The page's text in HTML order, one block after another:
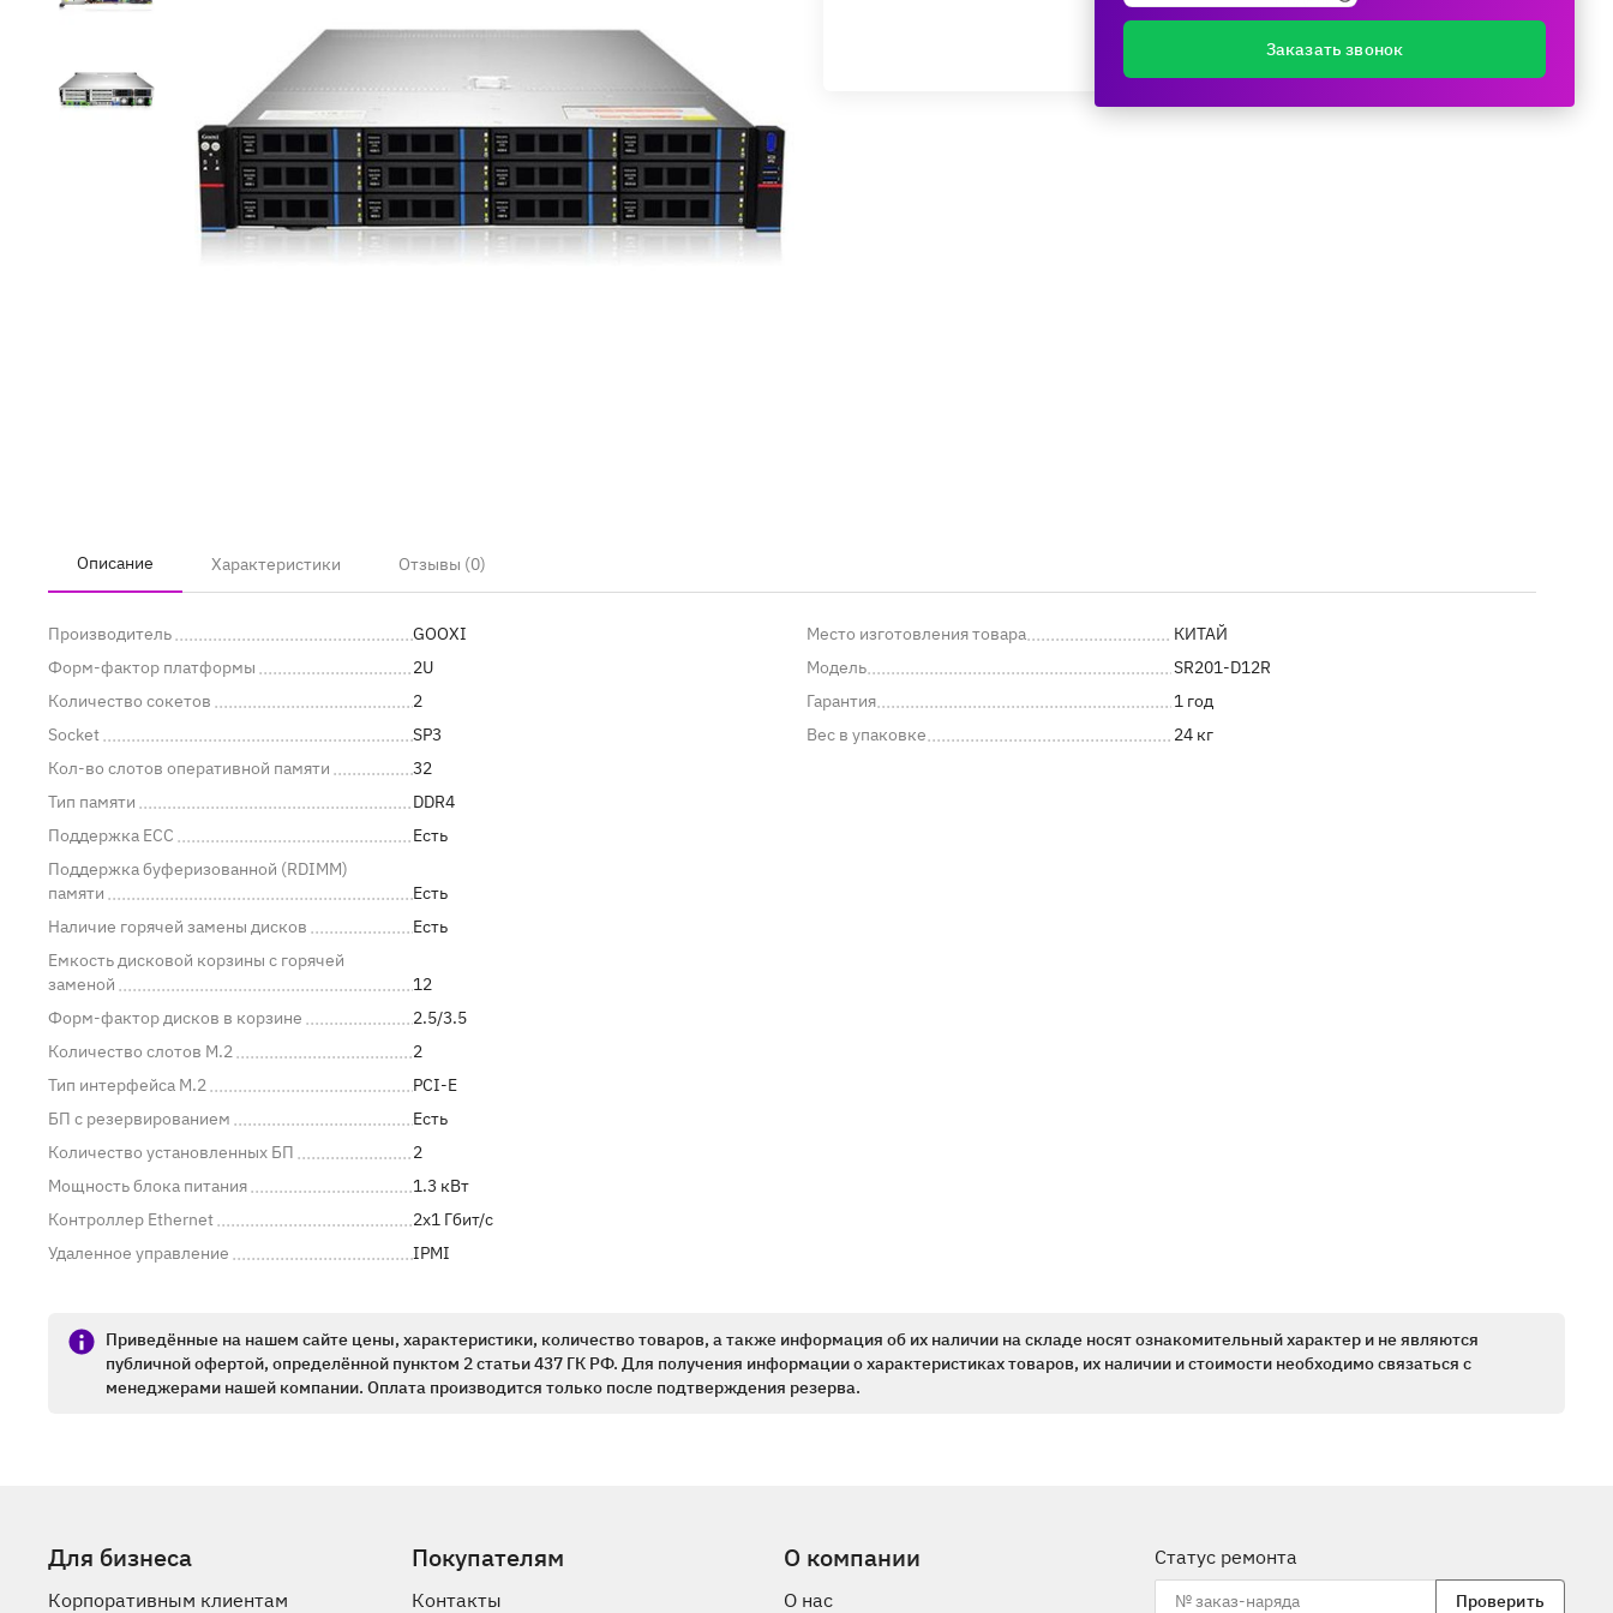
Описание Характеристики Отзывы (0)
Производитель
GOOXI
Форм-фактор платформы
2U
Количество сокетов
2
Socket
SP3
Кол-во слотов оперативной памяти
32
Тип памяти
DDR4
Поддержка ECC
Есть
Поддержка буферизованной (RDIMM)
памяти
Есть
Наличие горячей замены дисков
Есть
Емкость дисковой корзины с горячей
заменой
12
Форм-фактор дисков в корзине
2.5/3.5
Количество слотов M.2
2
Тип интерфейса M.2
PCI-E
БП с резервированием
Есть
Количество установленных БП
2
Мощность блока питания
1.3 кВт
Контроллер Ethernet
2x1 Гбит/c
Удаленное управление
IPMI
Место изготовления товара
КИТАЙ
Модель
SR201-D12R
Гарантия
1 год
Вес в упаковке
24 кг
Приведённые на нашем сайте цены, характеристики, количество товаров, а также информация об их наличии на складе носят ознакомительный характер и не являются
публичной офертой, определённой пунктом 2 статьи 437 ГК РФ. Для получения информации о характеристиках товаров, их наличии и стоимости необходимо связаться с
менеджерами нашей компании. Оплата производится только после подтверждения резерва.
Для бизнеса
Корпоративным клиентам
Покупателям
Контакты
О компании
О нас
Статус ремонта
Проверить
Заказать звонок